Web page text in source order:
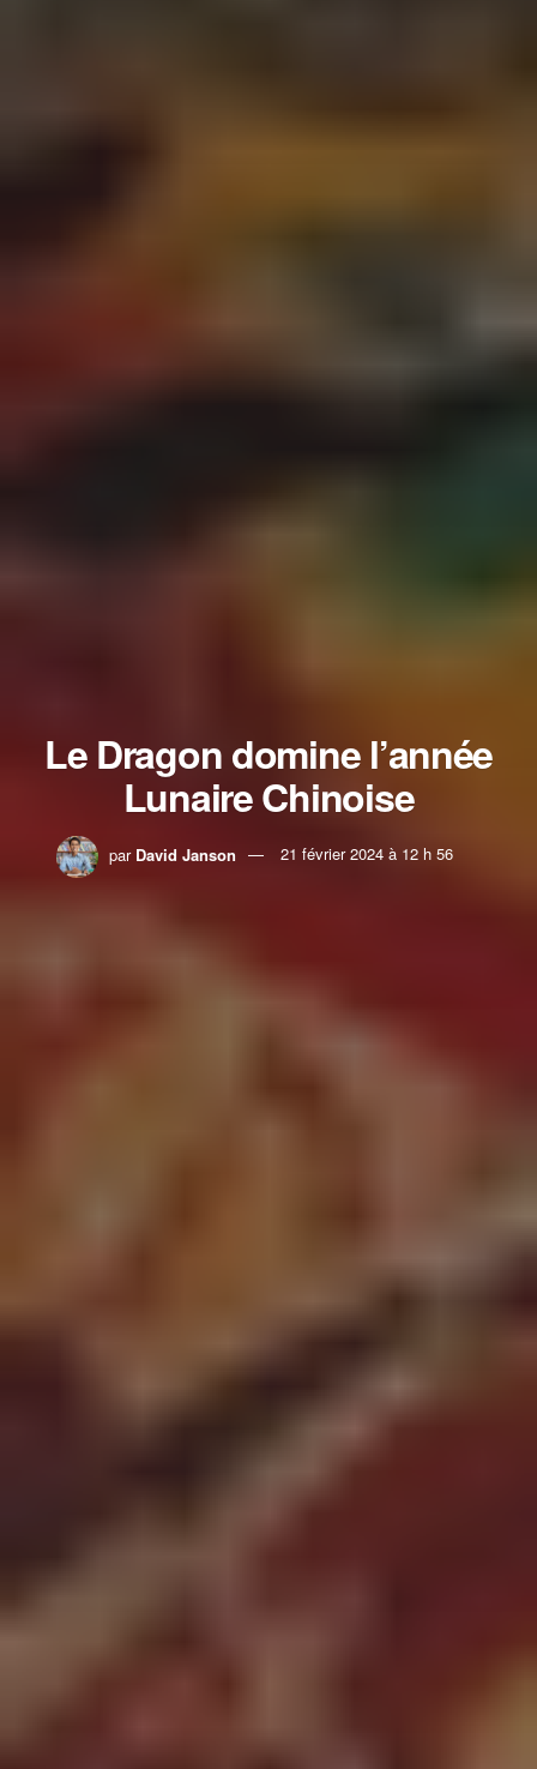
Le Dragon domine l’année
Lunaire Chinoise
par David Janson 21 février 2024 à 12 h 56